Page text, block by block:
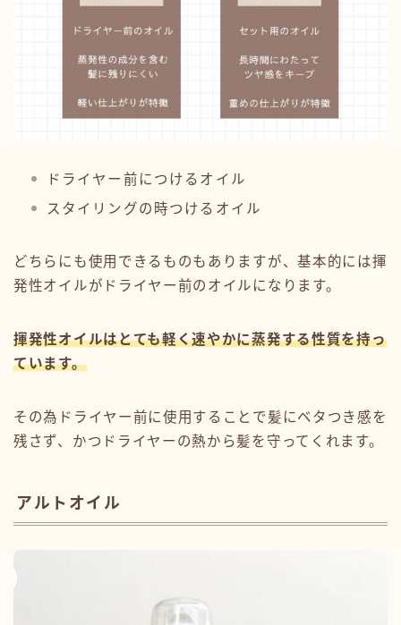
ドライヤー前につけるオイル
スタイリングの時つけるオイル
どちらにも使用できるものもありますが、基本的には揮
発性オイルがドライヤー前のオイルになります。
揮発性オイルはとても軽く速やかに蒸発する性質を持っ
ています。
その為ドライヤー前に使用することで髪にベタつき感を
残さず、かつドライヤーの熱から髪を守ってくれます。
アルトオイル